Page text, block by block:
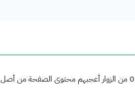
0 من الزوار أعجبهم محتوى الصفحة من أصل